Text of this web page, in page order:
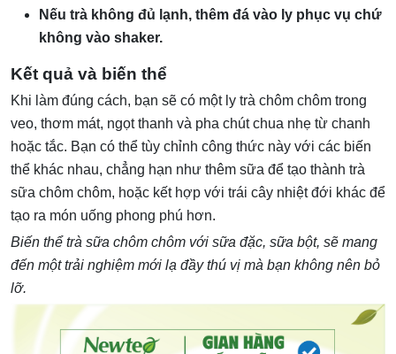
Nếu trà không đủ lạnh, thêm đá vào ly phục vụ chứ
không vào shaker.
Kết quả và biến thể
Khi làm đúng cách, bạn sẽ có một ly trà chôm chôm trong
veo, thơm mát, ngọt thanh và pha chút chua nhẹ từ chanh
hoặc tắc. Bạn có thể tùy chỉnh công thức này với các biến
thể khác nhau, chẳng hạn như thêm sữa để tạo thành trà
sữa chôm chôm, hoặc kết hợp với trái cây nhiệt đới khác để
tạo ra món uống phong phú hơn.
Biến thể trà sữa chôm chôm với sữa đặc, sữa bột, sẽ mang
đến một trải nghiệm mới lạ đầy thú vị mà bạn không nên bỏ
lỡ.